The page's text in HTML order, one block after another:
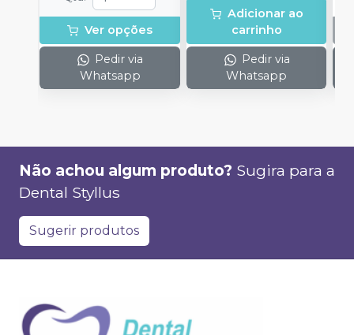
Ver opções
Pedir via
Whatsapp
Adicionar ao
carrinho
Pedir via
Whatsapp
Não achou algum produto? Sugira para a
Dental Styllus
Sugerir produtos